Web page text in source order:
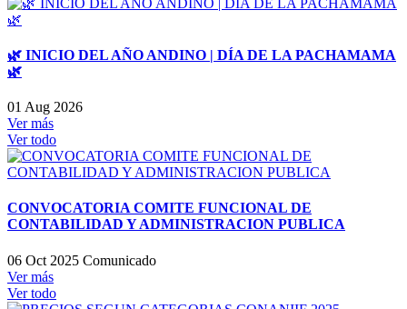
🌿 INICIO DEL AÑO ANDINO | DÍA DE LA PACHAMAMA
🌿
01 Aug 2026
Ver más
Ver todo
CONVOCATORIA COMITE FUNCIONAL DE
CONTABILIDAD Y ADMINISTRACION PUBLICA
06 Oct 2025 Comunicado
Ver más
Ver todo